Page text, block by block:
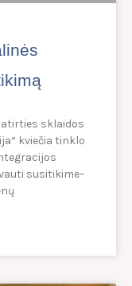
sklaidos
kviečia tinklo
susitikime–